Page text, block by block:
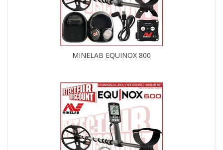
MINELAB EQUINOX 800